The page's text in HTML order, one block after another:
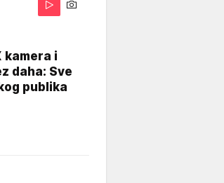
kamera i
daha: Sve
publika